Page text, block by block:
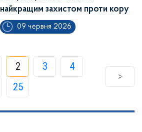
найкращим захистом проти кору
09 червня 2026
2 3
4
25
>